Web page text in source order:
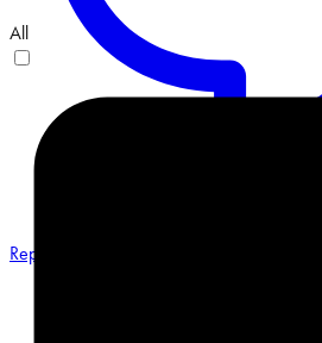
Reply on Twitter 2068548487491551658
All